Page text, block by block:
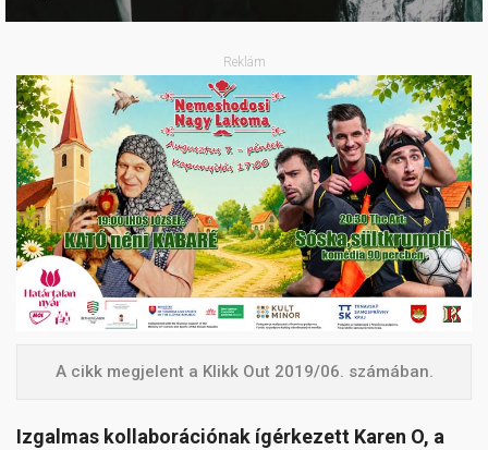
Reklám
A cikk megjelent a Klikk Out 2019/06. számában.
Izgalmas kollaborációnak ígérkezett Karen O, a